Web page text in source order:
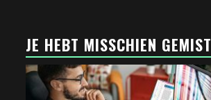
JE HEBT MISSCHIEN GEMIST